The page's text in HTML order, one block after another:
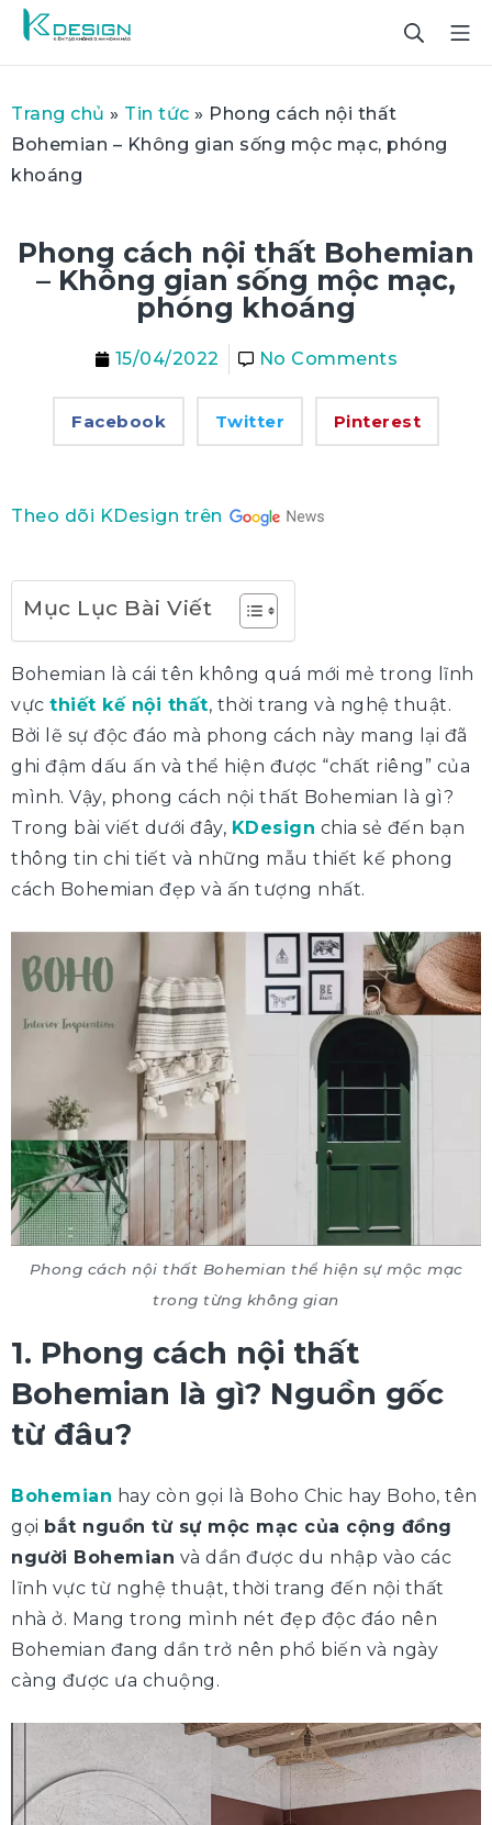
Trang chủ » Tin tức » Phong cách nội thất
Bohemian – Không gian sống mộc mạc, phóng
khoáng
Phong cách nội thất Bohemian
– Không gian sống mộc mạc,
phóng khoáng
15/04/2022 No Comments
Facebook Twitter Pinterest
Theo dõi KDesign trên
Mục Lục Bài Viết
Bohemian là cái tên không quá mới mẻ trong lĩnh
vực thiết kế nội thất, thời trang và nghệ thuật.
Bởi lẽ sự độc đáo mà phong cách này mang lại đã
ghi đậm dấu ấn và thể hiện được “chất riêng” của
mình. Vậy, phong cách nội thất Bohemian là gì?
Trong bài viết dưới đây, KDesign chia sẻ đến bạn
thông tin chi tiết và những mẫu thiết kế phong
cách Bohemian đẹp và ấn tượng nhất.
Phong cách nội thất Bohemian thể hiện sự mộc mạc
trong từng không gian
1. Phong cách nội thất
Bohemian là gì? Nguồn gốc
từ đâu?
Bohemian hay còn gọi là Boho Chic hay Boho, tên
gọi bắt nguồn từ sự mộc mạc của cộng đồng
người Bohemian và dần được du nhập vào các
lĩnh vực từ nghệ thuật, thời trang đến nội thất
nhà ở. Mang trong mình nét đẹp độc đáo nên
Bohemian đang dần trở nên phổ biến và ngày
càng được ưa chuộng.